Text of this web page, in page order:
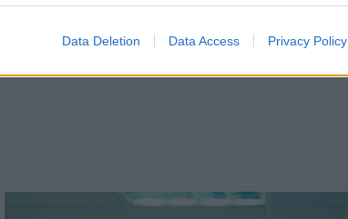
Data Deletion Data Access Privacy Policy